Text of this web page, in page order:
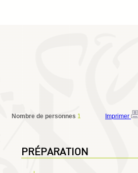
Nombre de personnes 1 Imprimer
PRÉPARATION